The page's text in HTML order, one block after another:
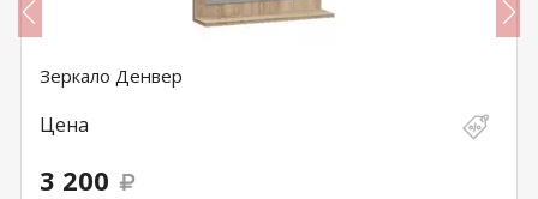
Зеркало Денвер
Цена
3 200